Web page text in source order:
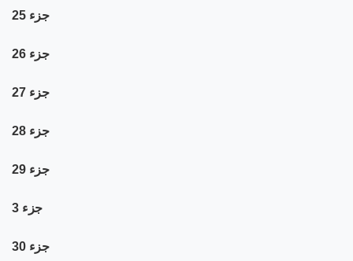
جزء 25
جزء 26
جزء 27
جزء 28
جزء 29
جزء 3
جزء 30